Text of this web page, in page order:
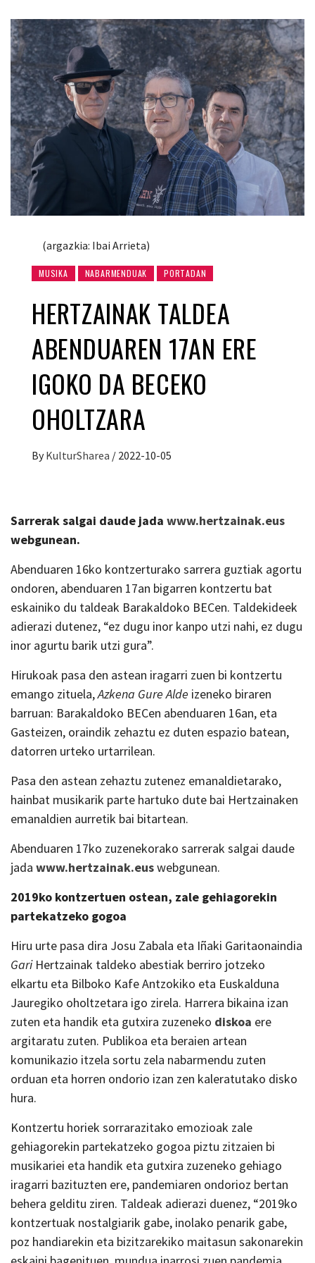
(argazkia: Ibai Arrieta)
MUSIKA NABARMENDUAK PORTADAN
HERTZAINAK TALDEA
ABENDUAREN 17AN ERE
IGOKO DA BECEKO
OHOLTZARA
By KulturSharea / 2022-10-05
Sarrerak salgai daude jada www.hertzainak.eus
webgunean.
Abenduaren 16ko kontzerturako sarrera guztiak agortu
ondoren, abenduaren 17an bigarren kontzertu bat
eskainiko du taldeak Barakaldoko BECen. Taldekideek
adierazi dutenez, “ez dugu inor kanpo utzi nahi, ez dugu
inor agurtu barik utzi gura”.
Hirukoak pasa den astean iragarri zuen bi kontzertu
emango zituela,Azkena Gure Alde izeneko biraren
barruan: Barakaldoko BECen abenduaren 16an, eta
Gasteizen, oraindik zehaztu ez duten espazio batean,
datorren urteko urtarrilean.
Pasa den astean zehaztu zutenez emanaldietarako,
hainbat musikarik parte hartuko dute bai Hertzainaken
emanaldien aurretik bai bitartean.
Abenduaren 17ko zuzenekorako sarrerak salgai daude
jada www.hertzainak.euswebgunean.
2019ko kontzertuen ostean, zale gehiagorekin
partekatzeko gogoa
Hiru urte pasa dira Josu Zabala eta Iñaki Garitaonaindia
GariHertzainak taldeko abestiak berriro jotzeko
elkartu eta Bilboko Kafe Antzokiko eta Euskalduna
Jauregiko oholtzetara igo zirela. Harrera bikaina izan
zuten eta handik eta gutxira zuzeneko diskoa ere
argitaratu zuten. Publikoa eta beraien artean
komunikazio itzela sortu zela nabarmendu zuten
orduan eta horren ondorio izan zen kaleratutako disko
hura.
Kontzertu horiek sorrarazitako emozioak zale
gehiagorekin partekatzeko gogoa piztu zitzaien bi
musikariei eta handik eta gutxira zuzeneko gehiago
iragarri bazituzten ere, pandemiaren ondorioz bertan
behera gelditu ziren. Taldeak adierazi duenez, “2019ko
kontzertuak nostalgiarik gabe, inolako penarik gabe,
poz handiarekin eta bizitzarekiko maitasun sakonarekin